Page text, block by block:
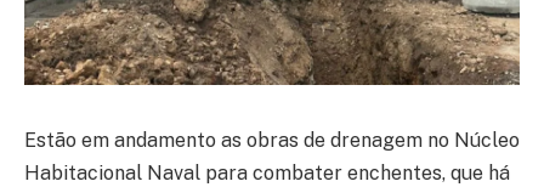
Estão em andamento as obras de drenagem no Núcleo
Habitacional Naval para combater enchentes, que há